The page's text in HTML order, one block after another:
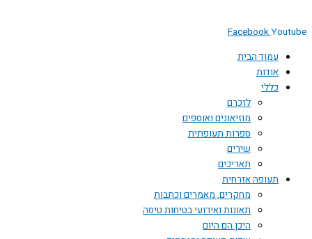
Facebook
עמוד הבית
אודות
כללי
לזכרם
מוזיאונים ואוספים
ספרות תעופתית
שירים
תאריכים
תעופה אזרחית
מחקרים, מאמרים וכתבות
תאונות ואירועי בטיחות טיסה
היכן הם היום